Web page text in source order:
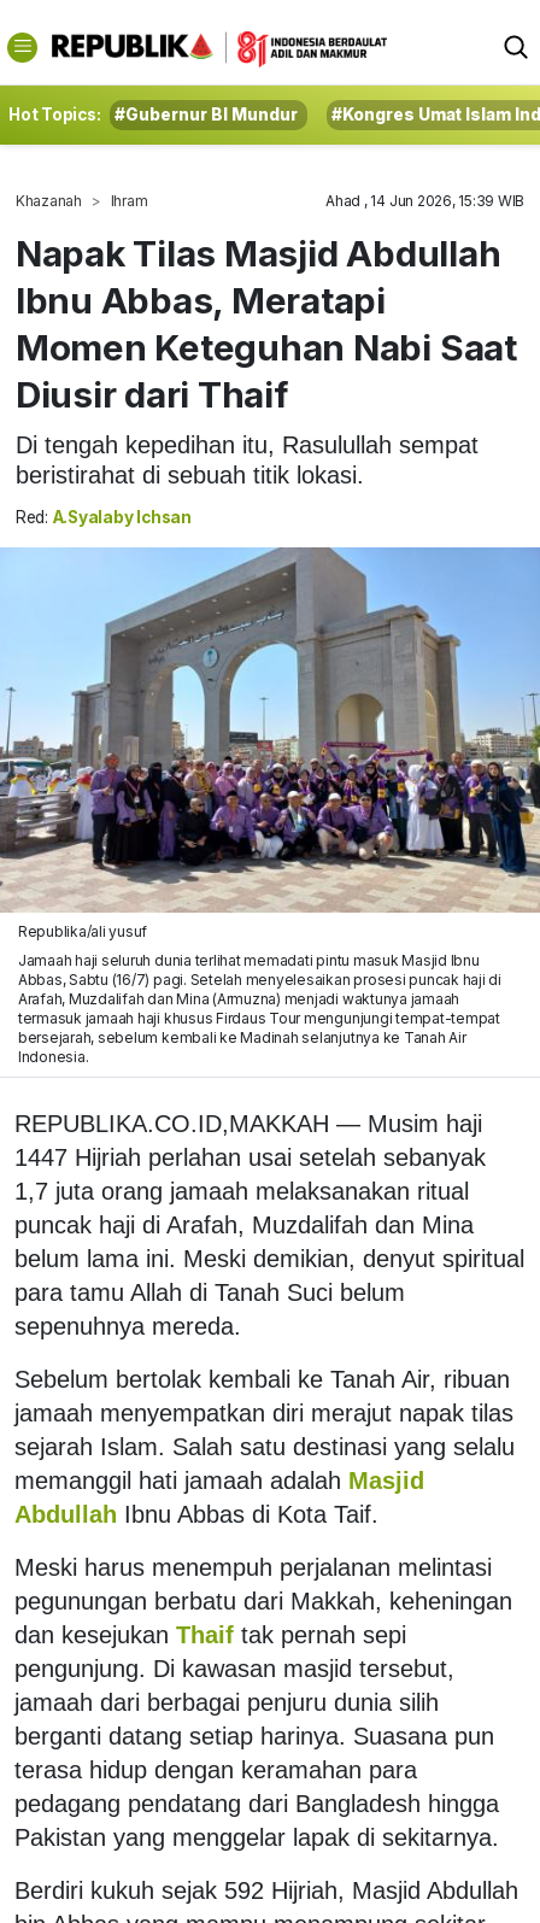
Hot Topics: #Gubernur BI Mundur #Kongres Umat Islam
Khazanah Ihram Ahad , 14 Jun 2026, 15:39 WIB
Napak Tilas Masjid Abdullah
Ibnu Abbas, Meratapi
Momen Keteguhan Nabi Saat
Diusir dari Thaif
Di tengah kepedihan itu, Rasulullah sempat
beristirahat di sebuah titik lokasi.
Red: A.Syalaby Ichsan
Republika/ali yusuf
Jamaah haji seluruh dunia terlihat memadati pintu masuk Masjid Ibnu
Abbas, Sabtu (16/7) pagi. Setelah menyelesaikan prosesi puncak haji di
Arafah, Muzdalifah dan Mina (Armuzna) menjadi waktunya jamaah
termasuk jamaah haji khusus Firdaus Tour mengunjungi tempat-tempat
bersejarah, sebelum kembali ke Madinah selanjutnya ke Tanah Air
Indonesia.
REPUBLIKA.CO.ID,MAKKAH — Musim haji
1447 Hijriah perlahan usai setelah sebanyak
1,7 juta orang jamaah melaksanakan ritual
puncak haji di Arafah, Muzdalifah dan Mina
belum lama ini. Meski demikian, denyut spiritual
para tamu Allah di Tanah Suci belum
sepenuhnya mereda.
Sebelum bertolak kembali ke Tanah Air, ribuan
jamaah menyempatkan diri merajut napak tilas
sejarah Islam. Salah satu destinasi yang selalu
memanggil hati jamaah adalah Masjid
Abdullah Ibnu Abbas di Kota Taif.
Meski harus menempuh perjalanan melintasi
pegunungan berbatu dari Makkah, keheningan
dan kesejukan Thaif tak pernah sepi
pengunjung. Di kawasan masjid tersebut,
jamaah dari berbagai penjuru dunia silih
berganti datang setiap harinya. Suasana pun
terasa hidup dengan keramahan para
pedagang pendatang dari Bangladesh hingga
Pakistan yang menggelar lapak di sekitarnya.
Berdiri kukuh sejak 592 Hijriah, Masjid Abdullah